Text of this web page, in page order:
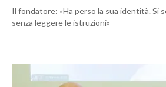
Il fondatore: «Ha perso la sua identità. Si
senza leggere le istruzioni»